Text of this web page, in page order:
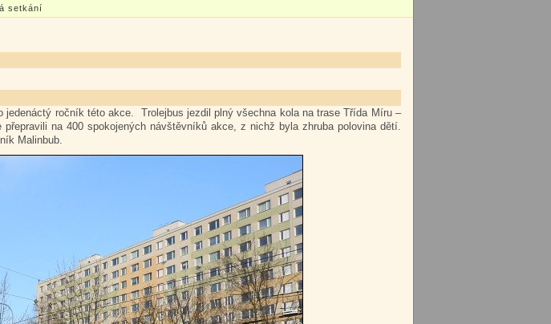
setkání
ročník této akce. Trolejbus jezdil plný všechna kola na trase Třída Míru –
na 400 spokojených návštěvníků akce, z nichž byla zhruba polovina dětí.
Malinbub.